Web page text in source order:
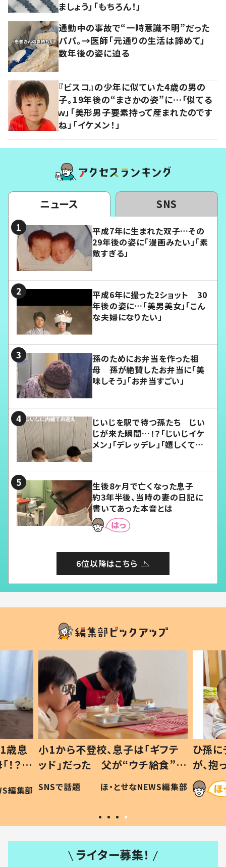
ましょう」「もちろん！」
通勤中の事故で“一時意識不明”だった
パパ。→医師「元通りの生活は諦めて」
数年後の姿に迫る
『ビスコ』の少年に似ていた4歳の男の
子。19年後の“まさかの姿”に…「似てる
ｗ」「美形男子要素持って産まれたのです
ね」「イケメン！」
ニュース SNS
平成7年に生まれた双子…その
29年後の姿に「漫画みたい」「素
敵すぎる」
平成6年に撮った2ショット 30
年後の姿に…「美男美女」「こん
な夫婦になりたい」
孫のためにお弁当を作った祖
母 孫が絶賛したお弁当に「美
味しそう」「お弁当すごい」
じいじを駅で待つ孫たち じい
じが来た瞬間…！？「じいじイケ
メン」「デレッデレ」「嬉しくて可
生後8ヶ月で亡くなった息子
約3年半後、当時の妻の日記に
書いてあった本音とは
6位以降はこちら
歳息
？」
編集部
小1から不登校、息子は「ギフテ
ッド」だった 父が“ウチ給食”を
作り続ける理由とは #令和の親
#令和の子
SNSで話題 ほ・とせなNEWS編集部
ひ孫
が、
「涙が
い」
ライター募集！